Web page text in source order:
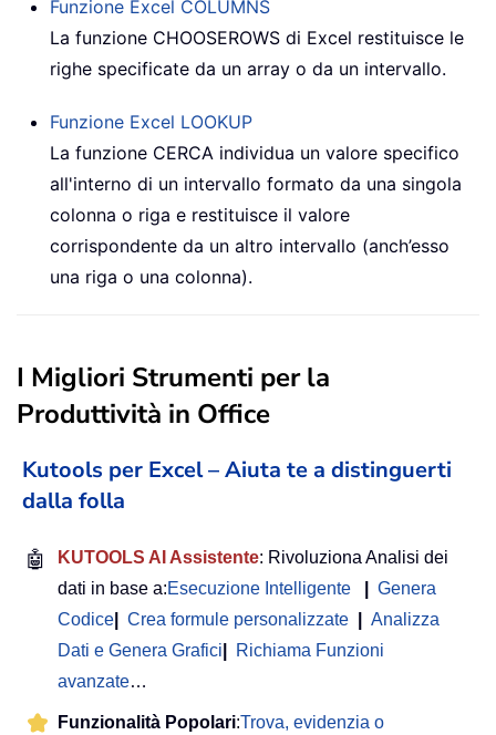
Funzione Excel COLUMNS
La funzione CHOOSEROWS di Excel restituisce le
righe specificate da un array o da un intervallo.
Funzione Excel LOOKUP
La funzione CERCA individua un valore specifico
all'interno di un intervallo formato da una singola
colonna o riga e restituisce il valore
corrispondente da un altro intervallo (anch’esso
una riga o una colonna).
I Migliori Strumenti per la
Produttività in Office
Kutools per Excel – Aiuta te a distinguerti
dalla folla
🤖 KUTOOLS AI Assistente: Rivoluziona Analisi dei
dati in base a:Esecuzione Intelligente
Genera
Codice
Crea formule personalizzate
Analizza
Dati e Genera Grafici
Richiama Funzioni
avanzate…
Funzionalità Popolari:Trova, evidenzia o